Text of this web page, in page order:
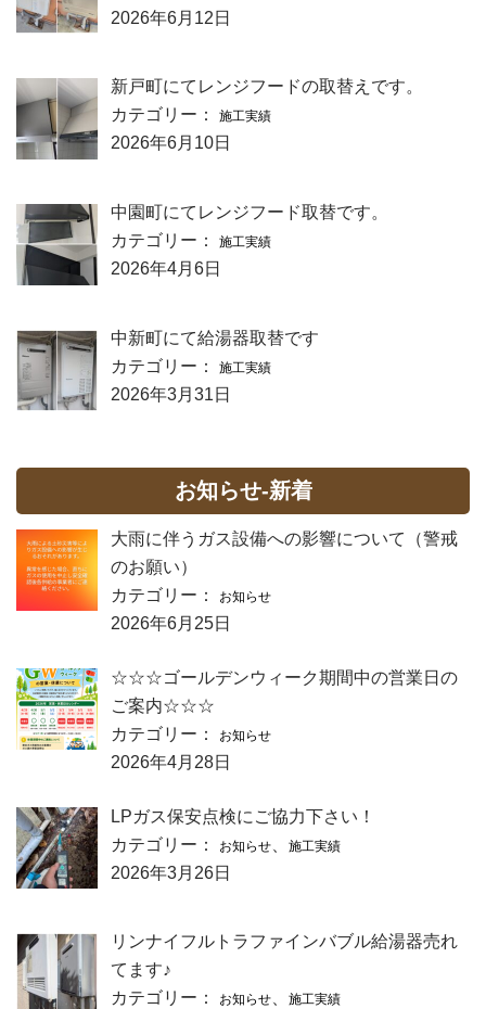
2026年6月12日
新戸町にてレンジフードの取替えです。
カテゴリー：
施工実績
2026年6月10日
中園町にてレンジフード取替です。
カテゴリー：
施工実績
2026年4月6日
中新町にて給湯器取替です
カテゴリー：
施工実績
2026年3月31日
お知らせ-新着
大雨に伴うガス設備への影響について（警戒
のお願い）
カテゴリー：
お知らせ
2026年6月25日
☆☆☆ゴールデンウィーク期間中の営業日の
ご案内☆☆☆
カテゴリー：
お知らせ
2026年4月28日
LPガス保安点検にご協力下さい！
カテゴリー：
お知らせ 施工実績
2026年3月26日
リンナイフルトラファインバブル給湯器売れ
てます♪
カテゴリー：
お知らせ、 施工実績